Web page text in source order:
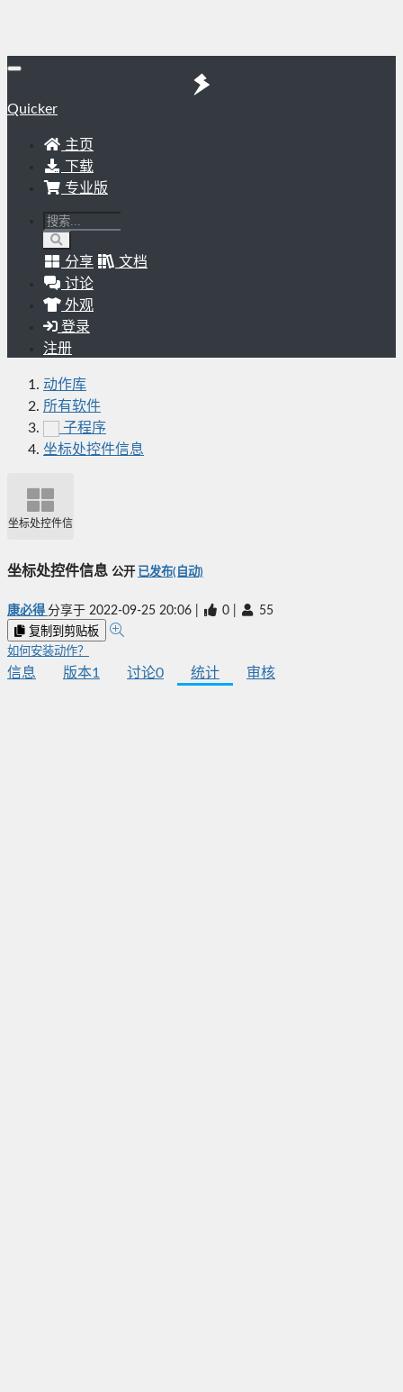
Quicker
主页
下载
专业版
分享
文档
讨论
外观
登录
注册
动作库
所有软件
子程序
坐标处控件信息
坐标处控件信息
坐标处控件信息 公开 已发布(自动)
康必得 分享于 2022-09-25 20:06 0 55
复制到剪贴板
如何安装动作？
信息 版本1 讨论0 统计 审核